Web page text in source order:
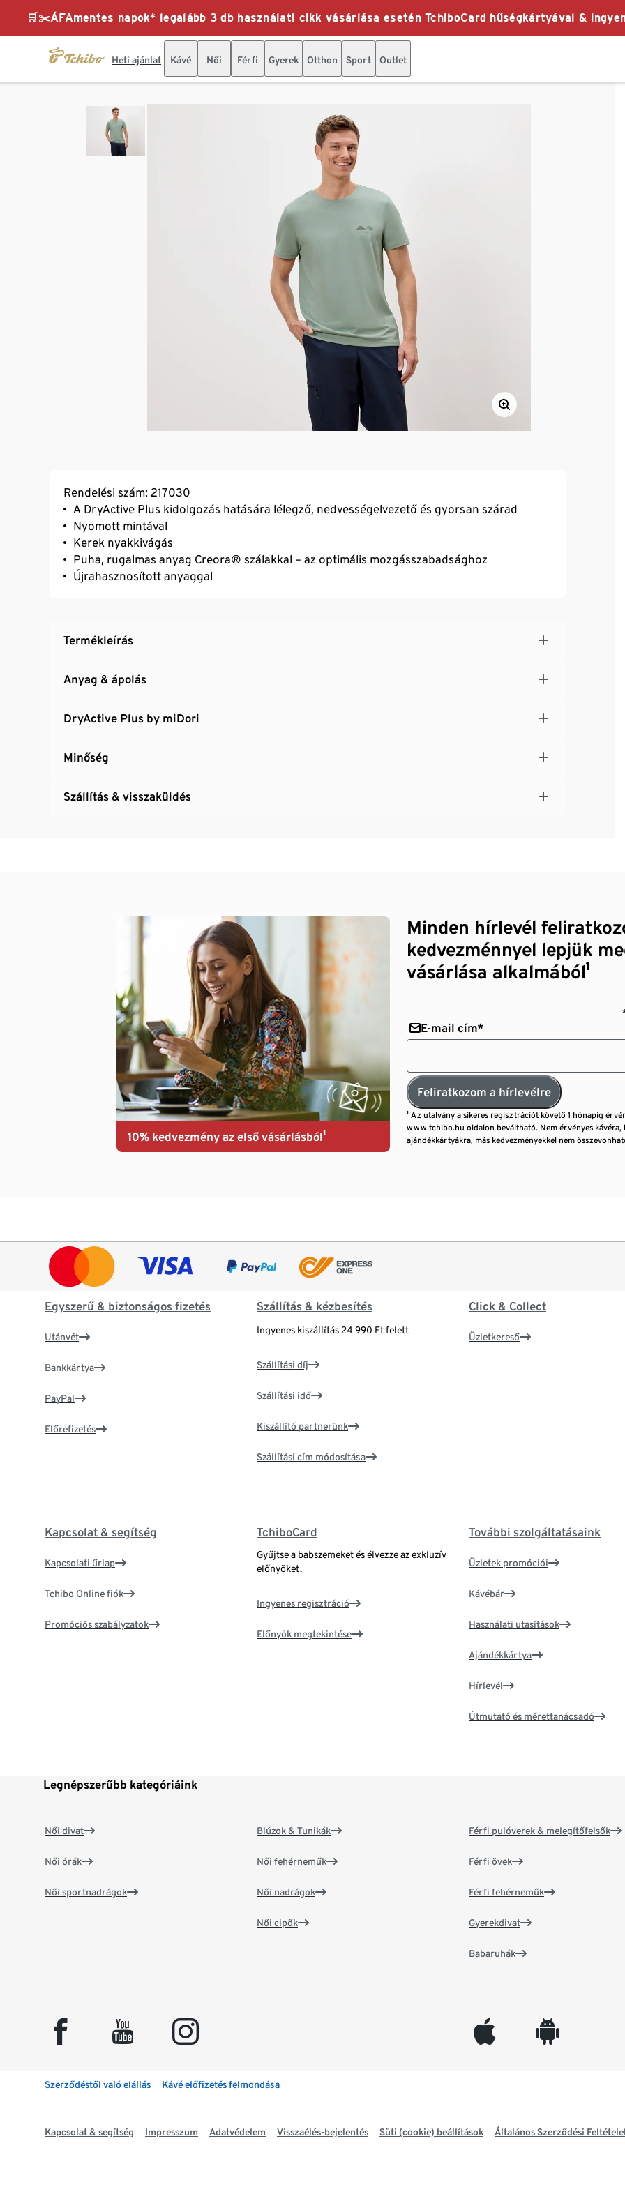
🛒✂️ÁFAmentes napok* legalább 3 db használati cikk vásárlása esetén TchiboCard hűségkártyával &
Heti ajánlat Kávé Női Férfi Gyerek Otthon Sport Outlet
Rendelési szám: 217030
A DryActive Plus kidolgozás hatására lélegző, nedvességelvezető és gyorsan szárad
Nyomott mintával
Kerek nyakkivágás
Puha, rugalmas anyag Creora® szálakkal – az optimális mozgásszabadsághoz
Újrahasznosított anyaggal
Termékleírás
Anyag & ápolás
DryActive Plus by miDori
Minőség
Szállítás & visszaküldés
10% kedvezmény az első vásárlásból¹
Minden hírlevél
kedvezménnyel lepjük
vásárlása alkalmából¹
E-mail cím*
Feliratkozom a hírlevélre
¹ Az utalvány a sikeres regisztrációt követő 1 hónapig
www.tchibo.hu oldalon beváltható. Nem érvényes kávéra,
ajándékkártyákra, más kedvezményekkel nem
Egyszerű & biztonságos fizetés
Utánvét
Bankkártya
PayPal
Előrefizetés
Szállítás & kézbesítés
Ingyenes kiszállítás 24 990 Ft felett
Szállítási díj
Szállítási idő
Kiszállító partnerünk
Szállítási cím módosítása
Click & Collect
Üzletkereső
Kapcsolat & segítség
Kapcsolati űrlap
Tchibo Online fiók
Promóciós szabályzatok
TchiboCard
Gyűjtse a babszemeket és élvezze az exkluzív
előnyöket.
Ingyenes regisztráció
Előnyök megtekintése
További szolgáltatásaink
Üzletek promóciói
Kávébár
Használati utasítások
Ajándékkártya
Hírlevél
Útmutató és mérettanácsadó
Legnépszerűbb kategóriáink
Női divat
Női órák
Női sportnadrágok
Blúzok & Tunikák
Női fehérneműk
Női nadrágok
Női cipők
Férfi pulóverek & melegítőfelsők
Férfi övek
Férfi fehérneműk
Gyerekdivat
Babaruhák
facebook youtube instagram appleinc android
Szerződéstől való elállás Kávé előfizetés felmondása
Kapcsolat & segítség Impresszum Adatvédelem Visszaélés-bejelentés Süti (cookie) beállítások Általános Szerződési